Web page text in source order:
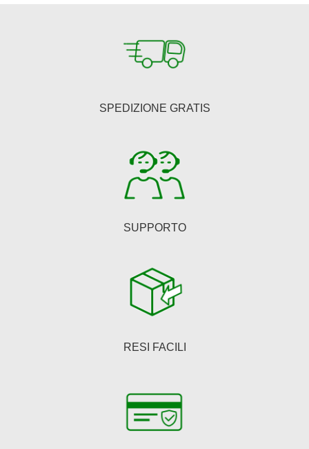
opzioni
pagina
prodotto
SPEDIZIONE GRATIS
SUPPORTO
RESI FACILI